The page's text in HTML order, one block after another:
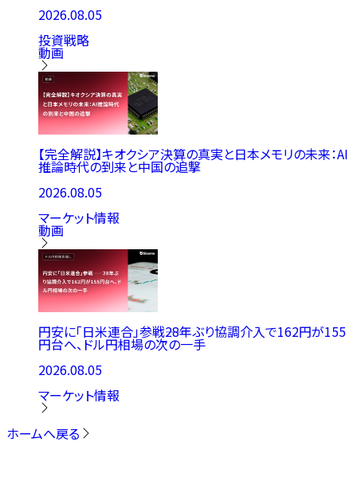
2026.08.05
投資戦略
動画
【完全解説】キオクシア決算の真実と日本メモリの未来：AI
推論時代の到来と中国の追撃
2026.08.05
マーケット情報
動画
円安に「日米連合」参戦――28年ぶり協調介入で162円が155
円台へ、ドル円相場の次の一手
2026.08.05
マーケット情報
ホームへ戻る